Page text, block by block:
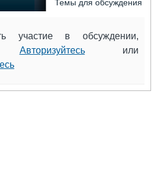
Темы для обсуждения
участие в обсуждении,
Авторизуйтесьили